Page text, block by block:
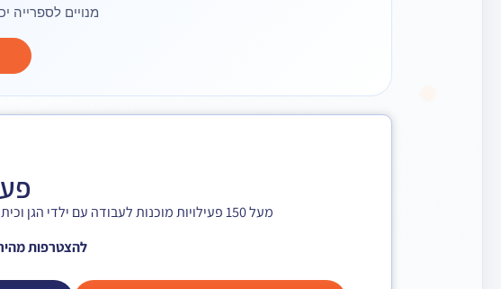
מנויים לספרייה
מעל 150 פעילויות מוכנות לעבודה עם ילדי הגן וכיתות היסוד. הצטרפו למאות מנויים שכבר נהנים מתוכן מתחדש, מגוון, ומותאם במיוחד עבורך!
להצטרפות